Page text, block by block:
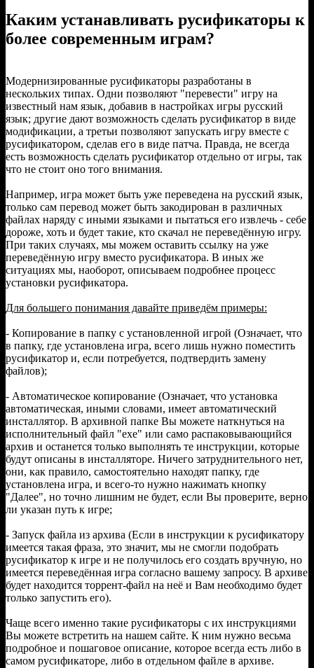
Каким устанавливать русификаторы к
более современным играм?
Модернизированные русификаторы разработаны в
нескольких типах. Одни позволяют "перевести" игру на
известный нам язык, добавив в настройках игры русский
язык; другие дают возможность сделать русификатор в виде
модификации, а третьи позволяют запускать игру вместе с
русификатором, сделав его в виде патча. Правда, не всегда
есть возможность сделать русификатор отдельно от игры, так
что не стоит оно того внимания.
Например, игра может быть уже переведена на русский язык,
только сам перевод может быть закодирован в различных
файлах наряду с иными языками и пытаться его извлечь - себе
дороже, хоть и будет такие, кто скачал не переведённую игру.
При таких случаях, мы можем оставить ссылку на уже
переведённую игру вместо русификатора. В иных же
ситуациях мы, наоборот, описываем подробнее процесс
установки русификатора.
Для большего понимания давайте приведём примеры:
- Копирование в папку с установленной игрой (Означает, что
в папку, где установлена игра, всего лишь нужно поместить
русификатор и, если потребуется, подтвердить замену
файлов);
- Автоматическое копирование (Означает, что установка
автоматическая, иными словами, имеет автоматический
инсталлятор. В архивной папке Вы можете наткнуться на
исполнительный файл "exe" или само распаковывающийся
архив и останется только выполнять те инструкции, которые
будут описаны в инсталляторе. Ничего затруднительного нет,
они, как правило, самостоятельно находят папку, где
установлена игра, и всего-то нужно нажимать кнопку
"Далее", но точно лишним не будет, если Вы проверите, верно
ли указан путь к игре;
- Запуск файла из архива (Если в инструкции к русификатору
имеется такая фраза, это значит, мы не смогли подобрать
русификатор к игре и не получилось его создать вручную, но
имеется переведённая игра согласно вашему запросу. В архиве
будет находится торрент-файл на неё и Вам необходимо будет
только запустить его).
Чаще всего именно такие русификаторы с их инструкциями
Вы можете встретить на нашем сайте. К ним нужно весьма
подробное и пошаговое описание, которое всегда есть либо в
самом русификаторе, либо в отдельном файле в архиве.